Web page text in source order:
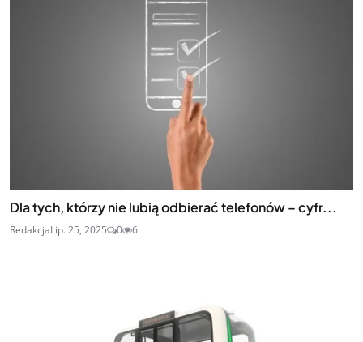
Dla tych, którzy nie lubią odbierać telefonów – cyfr...
RedakcjaLip. 25, 2025 0 6